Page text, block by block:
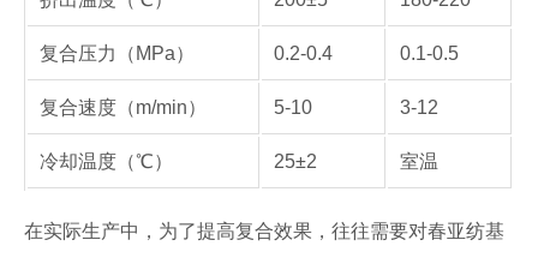
复合压力（MPa） 0.2-0.4 0.1-0.5
复合速度（m/min） 5-10 3-12
冷却温度（℃） 25±2 室温
在实际生产中，为了提高复合效果，往往需要对春亚纺基